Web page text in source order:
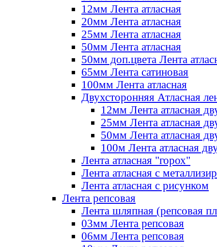
12мм Лента атласная
20мм Лента атласная
25мм Лента атласная
50мм Лента атласная
50мм доп.цвета Лента
65мм Лента сатиновая
100мм Лента атласная
Двухсторонняя Атласная
12мм Лента атласная
25мм Лента атласная
50мм Лента атласная
100м Лента атласная
Лента атласная "горох"
Лента атласная с
Лента атласная с рисунком
Лента репсовая
Лента шляпная (репсовая
03мм Лента репсовая
06мм Лента репсовая